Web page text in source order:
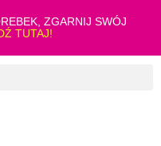
ZGARNIJ SWÓJ
TUTAJ!